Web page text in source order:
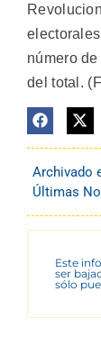
número
del total.
Archivado
Últimas
Este
ser
sólo